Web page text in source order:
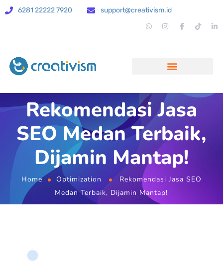
6281 22222 7920 support@creativism.id
Rekomendasi Jasa
SEO Medan Terbaik,
Dijamin Mantap!
Home Optimization
Rekomendasi Jasa SEO
Medan Terbaik, Dijamin Mantap!